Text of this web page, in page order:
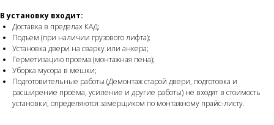
В установку входит:
Доставка в пределах КАД;
Подъем (при наличии грузового лифта);
Установка двери на сварку или анкера;
Герметизацию проема (монтажная пена);
Уборка мусора в мешки;
Подготовительные работы (Демонтаж старой двери, подготовка и
расширение проёма, усиление и другие работы) не входят в стоимость
установки, определяются замерщиком по монтажному прайс-листу.